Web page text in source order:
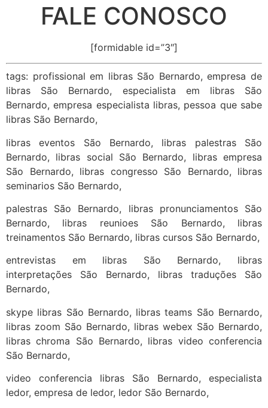
FALE CONOSCO
[formidable id=”3″]
tags: profissional em libras São Bernardo, empresa de
libras São Bernardo, especialista em libras São
Bernardo, empresa especialista libras, pessoa que sabe
libras São Bernardo,
libras eventos São Bernardo, libras palestras São
Bernardo, libras social São Bernardo, libras empresa
São Bernardo, libras congresso São Bernardo, libras
seminarios São Bernardo,
palestras São Bernardo, libras pronunciamentos São
Bernardo, libras reunioes São Bernardo, libras
treinamentos São Bernardo, libras cursos São Bernardo,
entrevistas em libras São Bernardo, libras
interpretações São Bernardo, libras traduções São
Bernardo,
skype libras São Bernardo, libras teams São Bernardo,
libras zoom São Bernardo, libras webex São Bernardo,
libras chroma São Bernardo, libras video conferencia
São Bernardo,
video conferencia libras São Bernardo, especialista
ledor, empresa de ledor, ledor São Bernardo,